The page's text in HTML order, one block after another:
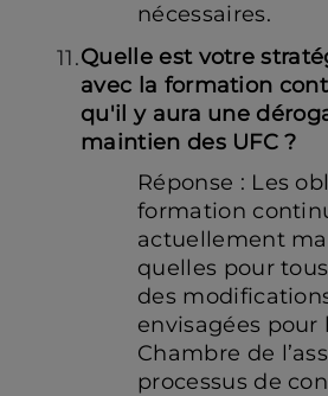
nécessaires.
Quelle est votre
avec la formation
qu'il y aura une
maintien des UFC ?
Réponse : Les
formation
actuellement
quelles pour
des
envisagées pour
Chambre de
processus de